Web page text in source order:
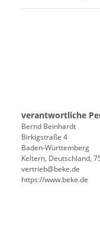
verantwortliche
Bernd Beinhardt
Birkigstraße 4
Baden-Württemberg
Keltern, Deutschland,
vertrieb@beke.de
https://www.beke.de